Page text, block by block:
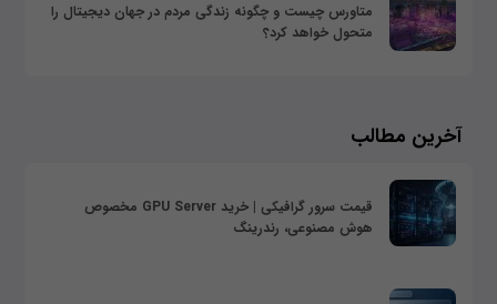
متاورس چیست و چگونه زندگی مردم در جهان دیجیتال را
متحول خواهد کرد؟
آخرین مطالب
قیمت سرور گرافیکی | خرید GPU Server مخصوص
هوش مصنوعی، رندرینگ